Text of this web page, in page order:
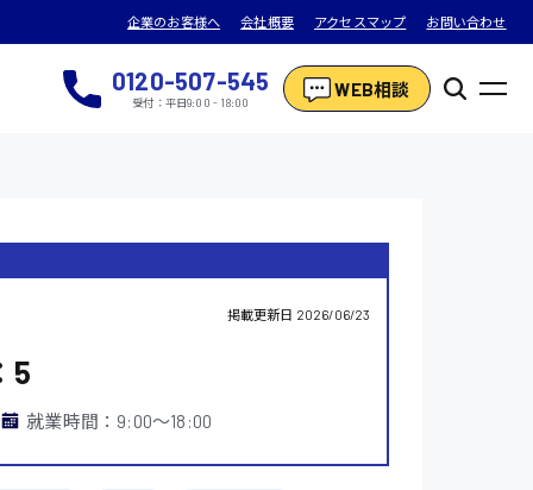
企業のお客様へ 会社概要 アクセスマップ お問い合わせ
0120-507-545
受付：平日9:00 - 18:00
WEB相談
掲載更新日 2026/06/23
5
就業時間：9:00〜18:00